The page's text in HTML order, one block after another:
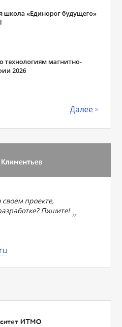
школа «Единорог будущего»
технологиям магнитно-
2026
Далее
своем проекте,
Пишите!
ИТМО